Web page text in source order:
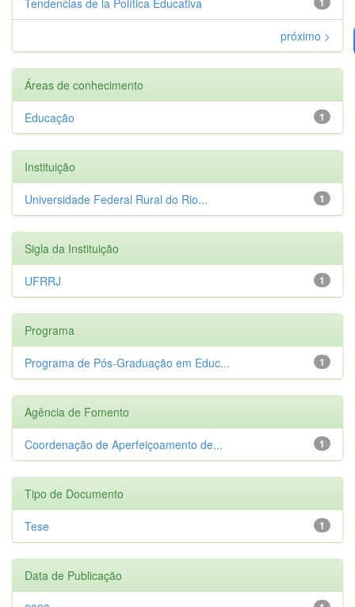
próximo >
Áreas de conhecimento
1
Educação
Instituição
1
Universidade Federal Rural do Rio...
Sigla da Instituição
1
UFRRJ
Programa
1
Programa de Pós-Graduação em Educ...
Agência de Fomento
1
Coordenação de Aperfeiçoamento de...
Tipo de Documento
1
Tese
Data de Publicação